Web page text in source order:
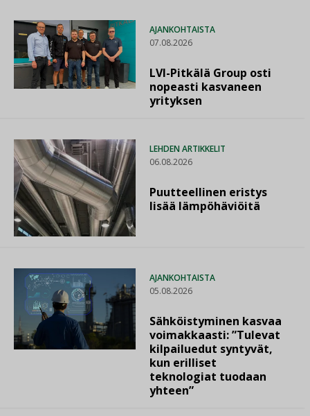
AJANKOHTAISTA
07.08.2026
LVI-Pitkälä Group osti
nopeasti kasvaneen
yrityksen
LEHDEN ARTIKKELIT
06.08.2026
Puutteellinen eristys
lisää lämpöhäviöitä
AJANKOHTAISTA
05.08.2026
Sähköistyminen kasvaa
voimakkaasti: ”Tulevat
kilpailuedut syntyvät,
kun erilliset
teknologiat tuodaan
yhteen”